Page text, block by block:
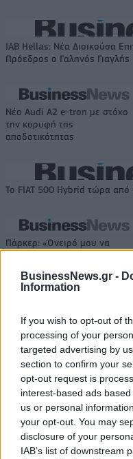
BusinessNews.gr -
Information
If you wish to opt-out of
processing of your
targeted advertising by
section to confirm your
opt-out request is
interest-based ads
us or personal
your opt-out. You may
disclosure of your
IAB’s list of downstream
IAB Hellas: Νέα Διοικούσα
Πρόεδρος ο Γαληνός Γιαγλής
Νέο Audi A2 e-tron με στόχο
την κορυφή της
αποδοτικότητας
Το FIAT 500 Hybrid τώρα
Πάρκερ: «Όνειρό μου να
ομάδας μένει ίδιο»
HELLENiQ ENERGY: Κέρδη
εκατ. ευρώ τα EBITDA
Viohalco: Αυξημένος κατά 14%
ο τζίρος στο α' εξάμηνο, στα
δισ. ευρώ – Στα 446 εκατ.
τα EBITDA